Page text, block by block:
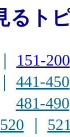
るト
151-200
441-450
481-490